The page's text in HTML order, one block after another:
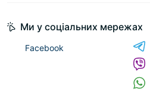
Ми у соціальних мережах
Facebook